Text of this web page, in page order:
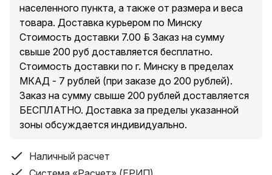
населенного пункта, а также от размера и веса
товара. Доставка курьером по Минску
Стоимость доставки 7.00 руб. Заказ на сумму
свыше 200 руб доставляется бесплатно.
Стоимость доставки по г. Минску в пределах
МКАД - 7 рублей (при заказе до 200 рублей).
Заказ на сумму свыше 200 рублей доставляется
БЕСПЛАТНО. Доставка за пределы указанной
зоны обсуждается индивидуально.
Наличный расчет